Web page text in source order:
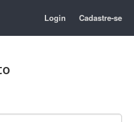
Login Cadastre-se